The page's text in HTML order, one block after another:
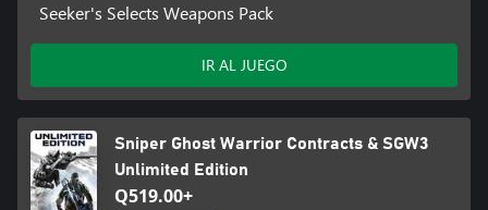
Seeker's Selects Weapons Pack
IR AL JUEGO
Sniper Ghost Warrior Contracts & SGW3
Unlimited Edition
Q519.00+